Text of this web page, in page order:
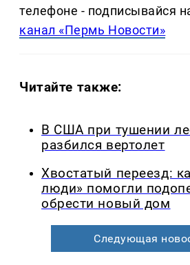
телефоне - подписывайся
канал «Пермь Новости»
Читайте также:
В США при тушении
разбился вертолет
Хвостатый переезд:
люди» помогли
обрести новый дом
Следующая